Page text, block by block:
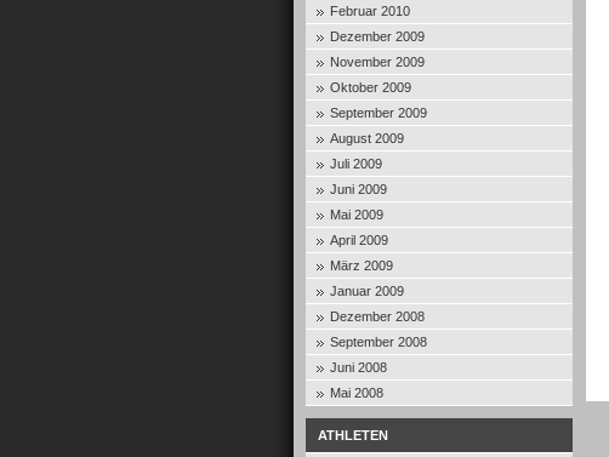
Februar 2010
Dezember 2009
November 2009
Oktober 2009
September 2009
August 2009
Juli 2009
Juni 2009
Mai 2009
April 2009
März 2009
Januar 2009
Dezember 2008
September 2008
Juni 2008
Mai 2008
ATHLETEN